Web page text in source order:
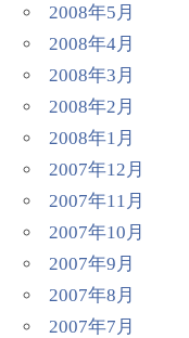
2008年5月
2008年4月
2008年3月
2008年2月
2008年1月
2007年12月
2007年11月
2007年10月
2007年9月
2007年8月
2007年7月